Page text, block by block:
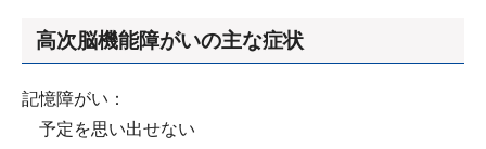
高次脳機能障がいの主な症状
記憶障がい：
予定を思い出せない